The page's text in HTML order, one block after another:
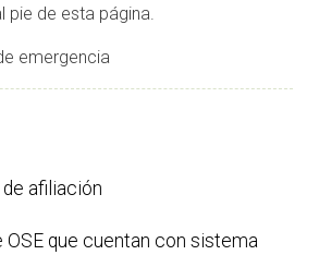
pie de esta página.
emergencia
de afiliación
OSE que cuentan con sistema